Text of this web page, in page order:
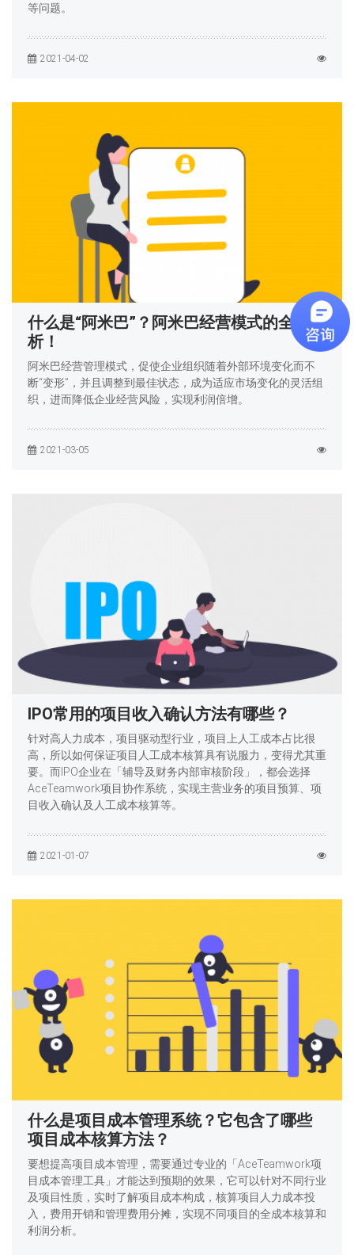
等问题。
2021-04-02
什么是“阿米巴”？阿米巴经营模式的全面解
析！
阿米巴经营管理模式，促使企业组织随着外部环境变化而不
断“变形”，并且调整到最佳状态，成为适应市场变化的灵活组
织，进而降低企业经营风险，实现利润倍增。
2021-03-05
IPO常用的项目收入确认方法有哪些？
针对高人力成本，项目驱动型行业，项目上人工成本占比很
高，所以如何保证项目人工成本核算具有说服力，变得尤其重
要。而IPO企业在「辅导及财务内部审核阶段」，都会选择
AceTeamwork项目协作系统，实现主营业务的项目预算、项
目收入确认及人工成本核算等。
2021-01-07
什么是项目成本管理系统？它包含了哪些
项目成本核算方法？
要想提高项目成本管理，需要通过专业的「AceTeamwork项
目成本管理工具」才能达到预期的效果，它可以针对不同行业
及项目性质，实时了解项目成本构成，核算项目人力成本投
入，费用开销和管理费用分摊，实现不同项目的全成本核算和
利润分析。